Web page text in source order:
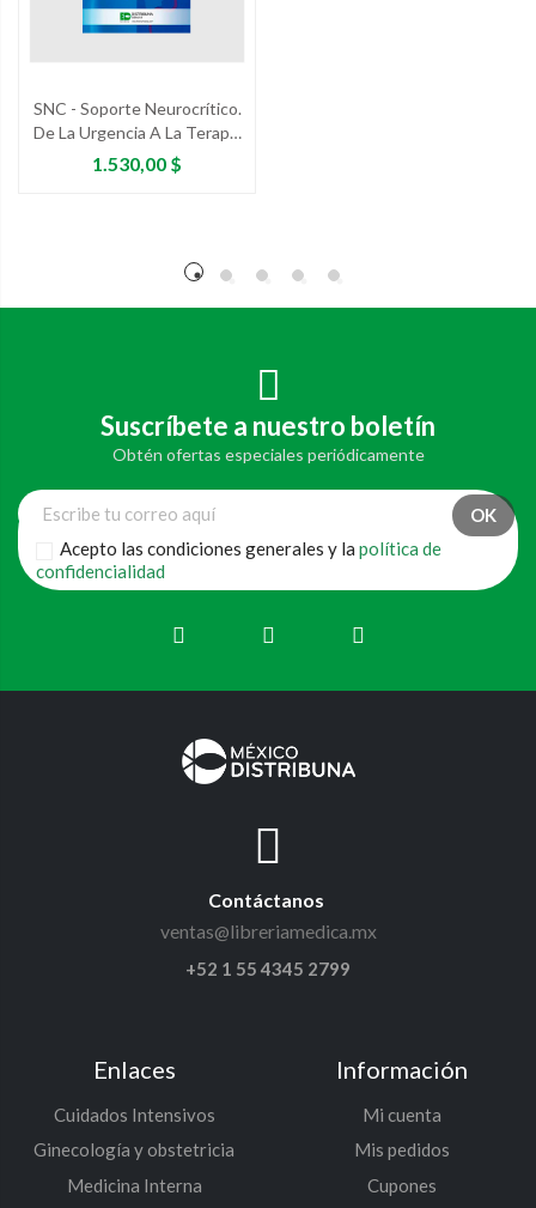
SNC - Soporte Neurocrítico.
De La Urgencia A La Terapia
Intensiva
Precio
1.530,00 $
Suscríbete a nuestro boletín
Obtén ofertas especiales periódicamente
Acepto las condiciones generales y lapolítica de
confidencialidad
Contáctanos
ventas@libreriamedica.mx
+52 1 55 4345 2799
Enlaces
Cuidados Intensivos
Ginecología y obstetricia
Medicina Interna
Información
Mi cuenta
Mis pedidos
Cupones